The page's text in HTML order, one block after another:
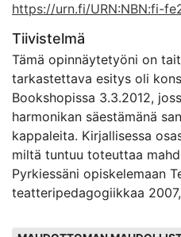
https://urn.fi/URN:NBN:fi-
Tiivistelmä
Tämä opinnäytetyöni on
tarkastettava esitys oli
Bookshopissa 3.3.2012,
harmonikan säestämänä
kappaleita. Kirjallisessa
miltä tuntuu toteuttaa
Pyrkiessäni opiskelemaan
teatteripedagogiikkaa
joka hahmottui